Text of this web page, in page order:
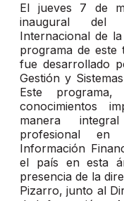
El jueves 7 de
inaugural del
Internacional de
programa de este
fue desarrollado
Gestión y
Este
conocimientos
manera
profesional en
Información
el país en esta
presencia de la
Pizarro, junto al